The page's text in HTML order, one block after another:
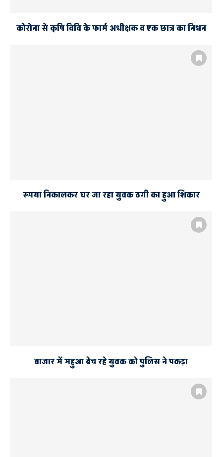
कोरोना से कृषि विवि के फार्म अधीक्षक व एक छात्र का निधन
रूपया निकालकर घर जा रहा युवक ठगी का हुआ शिकार
बाजार में महुआ बेच रहे युवक को पुलिस ने पकड़ा